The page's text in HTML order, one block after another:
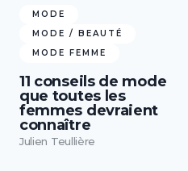
MODE
MODE / BEAUTÉ
MODE FEMME
11 conseils de mode
que toutes les
femmes devraient
connaître
Julien Teullière